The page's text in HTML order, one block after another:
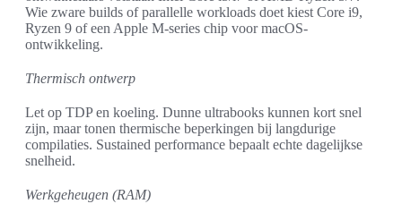
Wie zware builds of parallelle workloads doet kiest Core i9,
Ryzen 9 of een Apple M-series chip voor macOS-
ontwikkeling.
Thermisch ontwerp
Let op TDP en koeling. Dunne ultrabooks kunnen kort snel
zijn, maar tonen thermische beperkingen bij langdurige
compilaties. Sustained performance bepaalt echte dagelijkse
snelheid.
Werkgeheugen (RAM)